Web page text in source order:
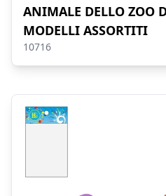
ANIMALE DELLO ZOO
MODELLI ASSORTITI
10716